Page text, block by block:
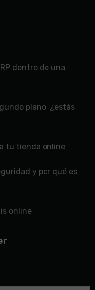
dentro de una
plano: ¿estás
tu tienda online
y por qué es
online